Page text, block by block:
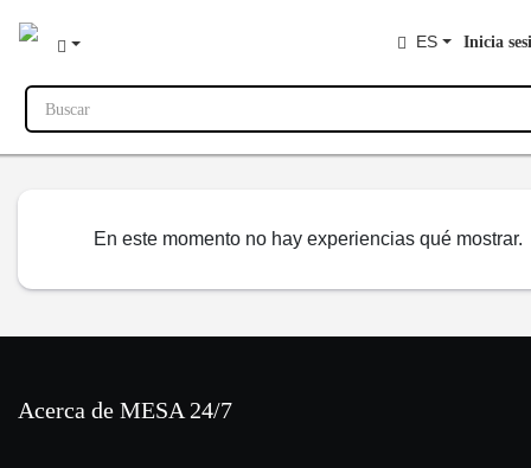
ES Inicia
Buscar
En este momento no hay experiencias qué mostrar.
Acerca de MESA 24/7